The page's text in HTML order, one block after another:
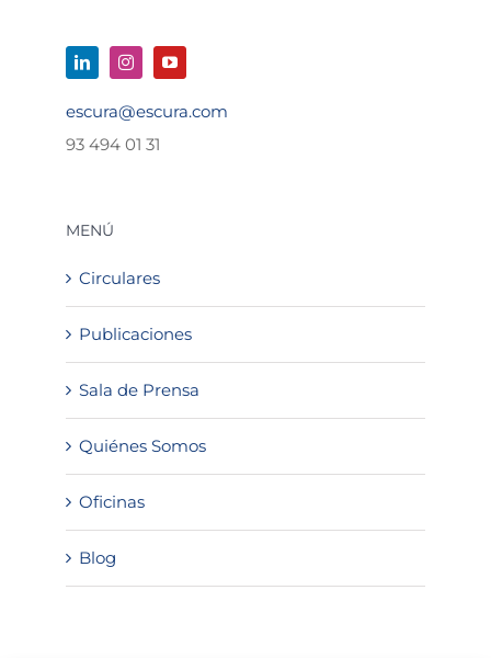
escura@escura.com
93 494 01 31
MENÚ
Circulares
Publicaciones
Sala de Prensa
Quiénes Somos
Oficinas
Blog